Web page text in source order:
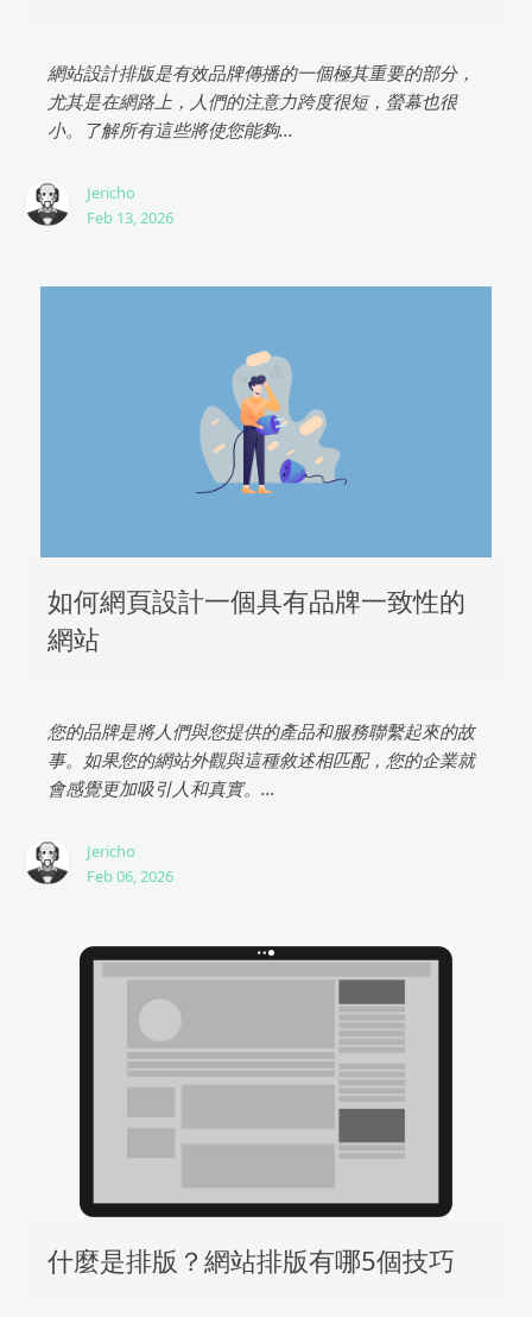
網站設計排版是有效品牌傳播的一個極其重要的部分，
尤其是在網路上，人們的注意力跨度很短，螢幕也很
小。了解所有這些將使您能夠...
Jericho
Feb 13, 2026
如何網頁設計一個具有品牌一致性的
網站
您的品牌是將人們與您提供的產品和服務聯繫起來的故
事。如果您的網站外觀與這種敘述相匹配，您的企業就
會感覺更加吸引人和真實。...
Jericho
Feb 06, 2026
什麼是排版？網站排版有哪5個技巧